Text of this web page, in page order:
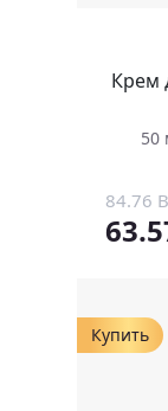
Крем
50
84.76
Купить